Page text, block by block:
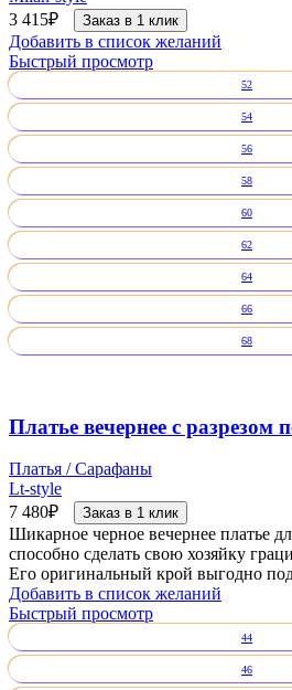
3 415₽ Заказ в 1 клик
Добавить в список желаний
Быстрый просмотр
52
54
56
58
60
62
64
66
68
Платье вечернее с разрезом
Платья / Сарафаны
Lt-style
7 480₽ Заказ в 1 клик
Шикарное черное вечернее платье
способно сделать свою хозяйку
Его оригинальный крой выгодно
Добавить в список желаний
Быстрый просмотр
44
46